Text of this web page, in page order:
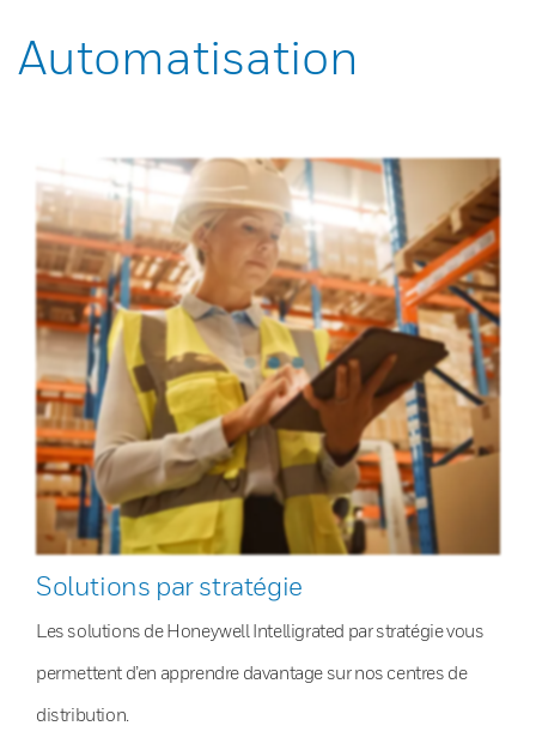
Automatisation
Solutions par stratégie
Les solutions de Honeywell Intelligrated par stratégie vous
permettent d’en apprendre davantage sur nos centres de
distribution.